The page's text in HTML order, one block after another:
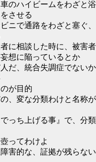
のハイビームをわざと浴
させる
ニで通路をわざと塞ぐ、
に相談した時に、被害者
想に陥っているとか
だ、統合失調症でないか
が目的
、変な分類わけと名称が
っち上げる事』で、分類
ってわけよ
害的な、証拠が残らない